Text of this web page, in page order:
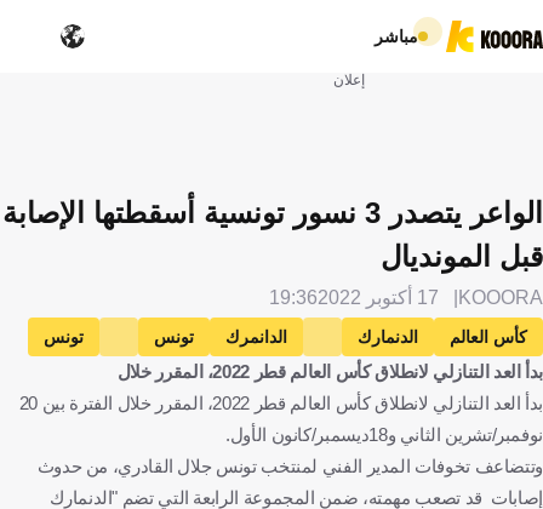
مباشر
إعلان
الواعر يتصدر 3 نسور تونسية أسقطتها الإصابة
قبل المونديال
KOOORA 17 أكتوبر 2022 19:36
كأس العالم الدنمارك الدانمرك تونس
تونس
يوسف المساكني
كرة قدم
بدأ العد التنازلي لانطلاق كأس العالم قطر 2022، المقرر خلال
بدأ العد التنازلي لانطلاق كأس العالم قطر 2022، المقرر خلال الفترة بين 20
نوفمبر/تشرين الثاني و18ديسمبر/كانون الأول.
وتتضاعف تخوفات المدير الفني لمنتخب تونس جلال القادري، من حدوث
إصابات قد تصعب مهمته، ضمن المجموعة الرابعة التي تضم "الدنمارك